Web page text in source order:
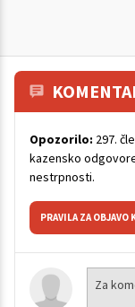
Opozorilo: 297.
kazensko
nestrpnosti.
PRAVILA ZA OBJAVO